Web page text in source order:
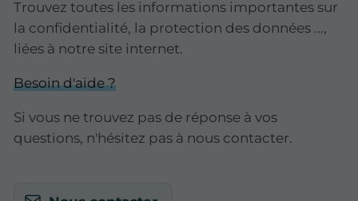
Trouvez toutes les informations importantes sur
la confidentialité, la protection des données ...,
liées à notre site internet.
Besoin d'aide ?
Si vous ne trouvez pas de réponse à vos
questions, n'hésitez pas à nous contacter.